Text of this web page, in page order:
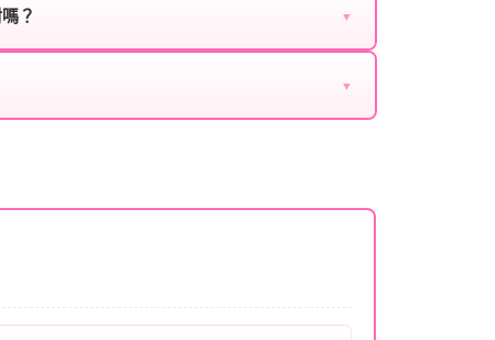
、Google等）。
認。
您的代儲需求，確保您盡享遊戲樂趣！
能享有優惠價格。
？ ▼
與官方購買的內容相同，可以安心使用。
▼